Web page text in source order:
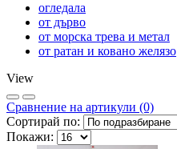
огледала
от дърво
от морска трева и метал
от ратан и ковано желязо
View
Сравнeние на артикули (0)
Сортирай по:
Покажи: